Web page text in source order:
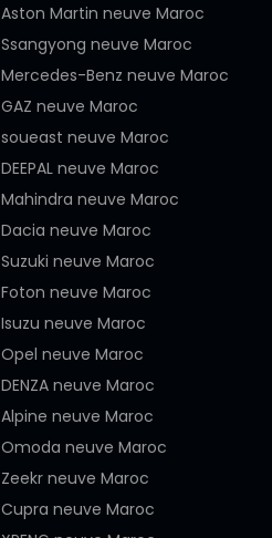
Aston Martin neuve Maroc
Ssangyong neuve Maroc
Mercedes-Benz neuve Maroc
GAZ neuve Maroc
soueast neuve Maroc
DEEPAL neuve Maroc
Mahindra neuve Maroc
Dacia neuve Maroc
Suzuki neuve Maroc
Foton neuve Maroc
Isuzu neuve Maroc
Opel neuve Maroc
DENZA neuve Maroc
Alpine neuve Maroc
Omoda neuve Maroc
Zeekr neuve Maroc
Cupra neuve Maroc